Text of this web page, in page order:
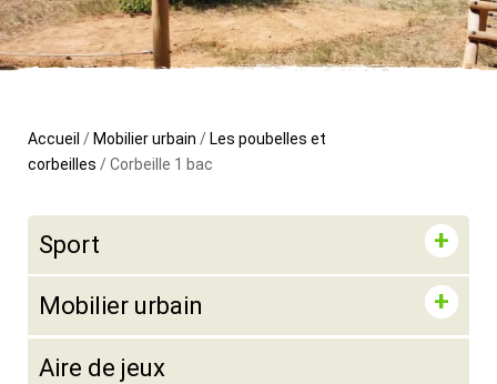
Accueil / Mobilier urbain / Les poubelles et
corbeilles / Corbeille 1 bac
Sport
Mobilier urbain
Aire de jeux